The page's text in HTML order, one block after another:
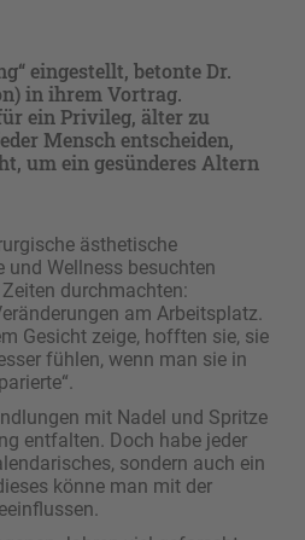
eingestellt, betonte Dr.
in ihrem Vortrag.
ein Privileg, älter zu
Mensch entscheiden,
um ein gesünderes Altern
ästhetische
und Wellness besuchten
durchmachten:
am Arbeitsplatz.
Gesicht zeige, hofften sie, sie
fühlen, wenn man sie in
mit Nadel und Spritze
entfalten. Doch habe jeder
sondern auch ein
könne man mit der